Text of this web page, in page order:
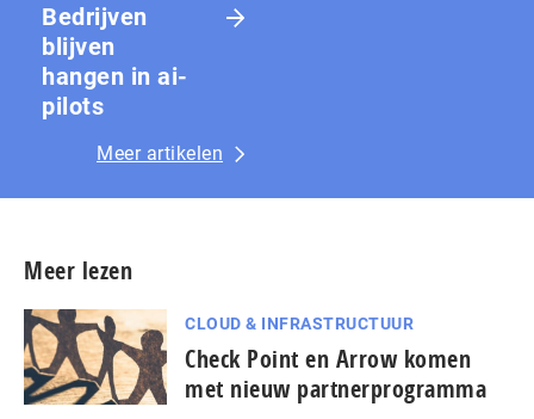
Bedrijven
blijven
hangen in ai-
pilots
Meer artikelen
Meer lezen
CLOUD & INFRASTRUCTUUR
Check Point en Arrow komen
met nieuw partnerprogramma